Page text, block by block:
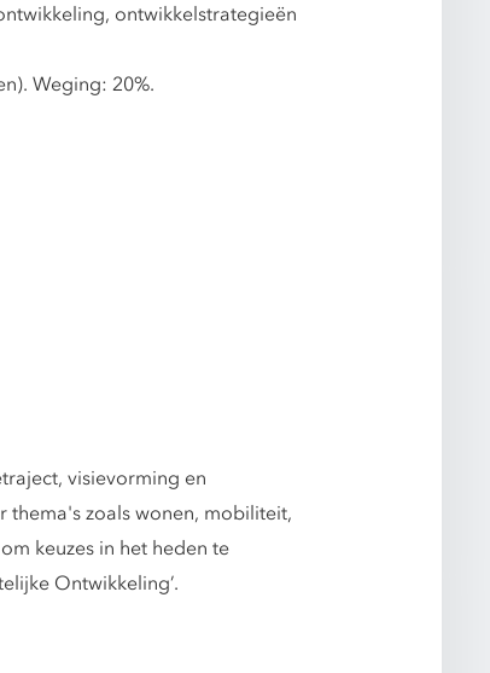
ontwikkelstrategieën
Weging: 20%.
visievorming en
thema's zoals wonen, mobiliteit,
keuzes in het heden te
Ontwikkeling’.